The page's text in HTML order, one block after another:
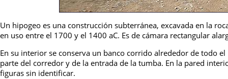
Un hipogeo es una construcción subterránea, excavada en la
en uso entre el 1700 y el 1400 aC. Es de cámara rectangular
En su interior se conserva un banco corrido alrededor de todo
parte del corredor y de la entrada de la tumba. En la pared
figuras sin identificar.